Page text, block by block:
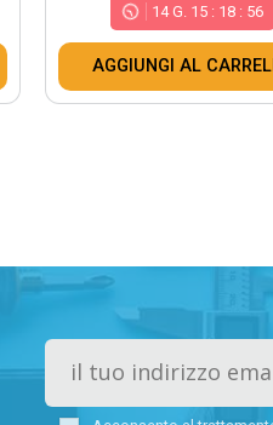
14G. 15 : 18 : 55
AGGIUNGI AL